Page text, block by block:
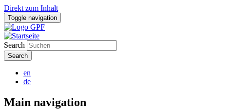
Direkt zum Inhalt
Toggle navigation
Search
en
de
Main navigation